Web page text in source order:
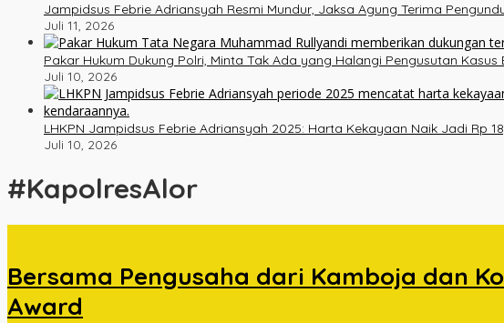
Jampidsus Febrie Adriansyah Resmi Mundur, Jaksa Agung Terima
Juli 11, 2026
Pakar Hukum Dukung Polri, Minta Tak Ada yang Halangi Pengusutan Kasus
Juli 10, 2026
LHKPN Jampidsus Febrie Adriansyah 2025: Harta Kekayaan Naik Jadi Rp
Juli 10, 2026
#KapolresAlor
Bersama Pengusaha dari Kamboja dan
Award